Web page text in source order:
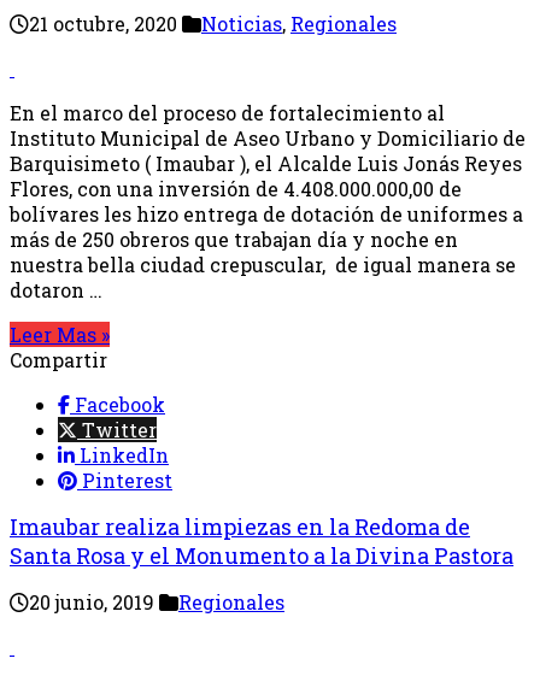
21 octubre, 2020 Noticias, Regionales
En el marco del proceso de fortalecimiento al
Instituto Municipal de Aseo Urbano y Domiciliario de
Barquisimeto ( Imaubar ), el Alcalde Luis Jonás Reyes
Flores, con una inversión de 4.408.000.000,00 de
bolívares les hizo entrega de dotación de uniformes a
más de 250 obreros que trabajan día y noche en
nuestra bella ciudad crepuscular, de igual manera se
dotaron …
Leer Mas »
Compartir
Facebook
Twitter
LinkedIn
Pinterest
Imaubar realiza limpiezas en la Redoma de
Santa Rosa y el Monumento a la Divina Pastora
20 junio, 2019 Regionales